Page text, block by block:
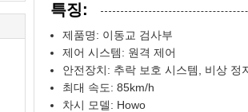
특징:
제품명: 이동교 검사부
제어 시스템: 원격 제어
안전장치: 추락 보호 시스템, 비상 정
최대 속도: 85km/h
차시 모델: Howo